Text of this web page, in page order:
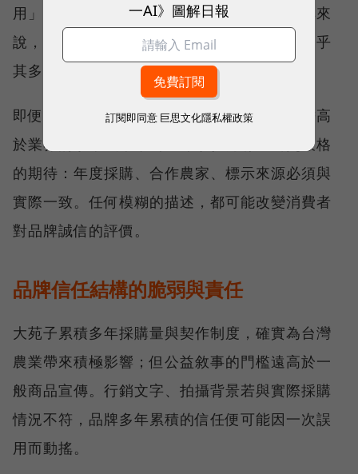
用」，便會伴隨誤導風險。對農民與保育社群來
說，這不只是商業行銷是否精準的問題，更關乎
其多年投入是否被企業「借用」。
即便大苑子多年來確實支持國產農業，也承擔高
於業界的水果成本，公益標示仍另有一套更嚴格
的期待：年度採購、合作農家、標示來源必須與
實際一致。任何模糊的描述，都可能改變消費者
對品牌誠信的評價。
品牌信任結構的脆弱與責任
大苑子累積多年採購量與契作制度，確實為台灣
農業帶來積極影響；但公益敘事的門檻遠高於一
般商品宣傳。行銷文字、拍攝背景若與實際採購
情況不符，品牌多年累積的信任便可能因一次誤
用而動搖。
一AI》圖解日報
訂閱即同意 巨思文化隱私權政策